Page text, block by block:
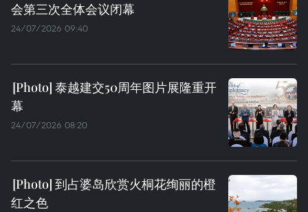
会第三次全体会议闭幕
24/07/2026 09:40
泰越建交50周年图片展隆重开
幕
24/07/2026 08:20
到占婆岛欣赏火桐花绚丽的橙
红之色